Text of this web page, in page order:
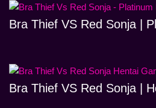
Bra Thief VS Red Sonja |
Bra Thief VS Red Sonja |